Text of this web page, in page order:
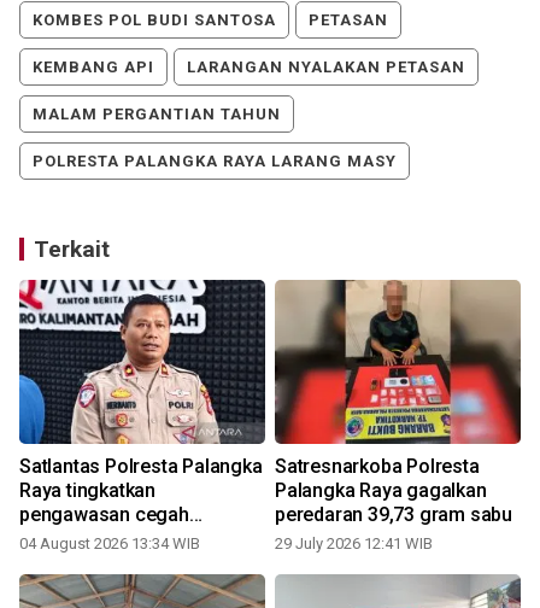
KOMBES POL BUDI SANTOSA PETASAN
KEMBANG API LARANGAN NYALAKAN PETASAN
MALAM PERGANTIAN TAHUN
POLRESTA PALANGKA RAYA LARANG MASY
Terkait
Satlantas Polresta Palangka
Raya tingkatkan
pengawasan cegah
kecelakaan lalu lintas
04 August 2026 13:34 WIB
Satresnarkoba Polresta
Palangka Raya gagalkan
peredaran 39,73 gram sabu
29 July 2026 12:41 WIB